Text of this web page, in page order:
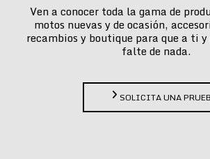
Ven a conocer toda la gama de
motos nuevas y de ocasión,
recambios y boutique para que a ti
falte de nada.
SOLICITA UNA